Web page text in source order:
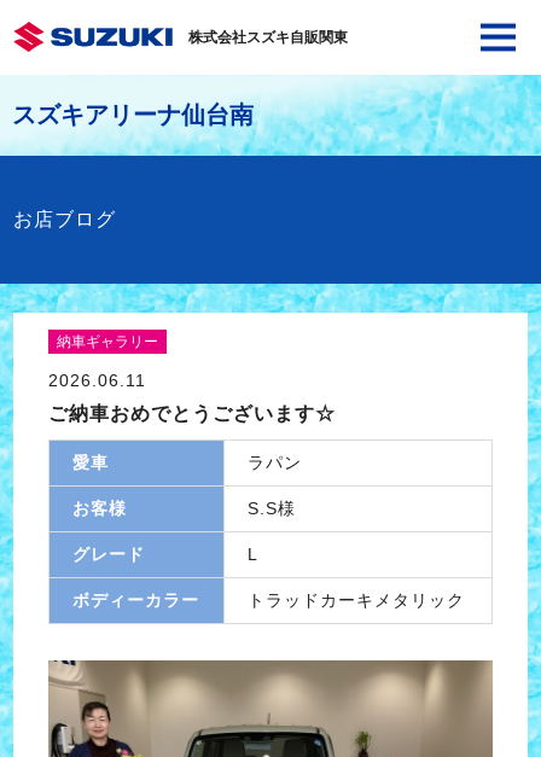
株式会社スズキ自販関東
スズキアリーナ仙台南
お店ブログ
納車ギャラリー
2026.06.11
ご納車おめでとうございます☆
愛車 ラパン
お客様 S.S様
グレード L
ボディーカラー トラッドカーキメタリック